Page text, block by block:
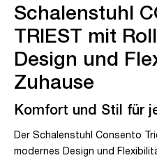
Schalenstuhl
TRIEST mit
Design und
Zuhause
Komfort und Stil für
Der Schalenstuhl Consento
modernes Design und